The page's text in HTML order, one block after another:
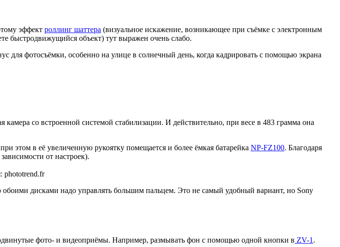
эффект роллинг шаттера (визуальное искажение, возникающее при съёмке с электронным
быстродвижущийся объект) тут выражен очень слабо.
фотосъёмки, особенно на улице в солнечный день, когда кадрировать с помощью экрана
со встроенной системой стабилизации. И действительно, при весе в 483 грамма она
этом в её увеличенную рукоятку помещается и более ёмкая батарейка NP-FZ100. Благодаря
от настроек).
phototrend.fr
обоими дисками надо управлять большим пальцем. Это не самый удобный вариант, но Sony
фото- и видеоприёмы. Например, размывать фон с помощью одной кнопки в ZV-1 .